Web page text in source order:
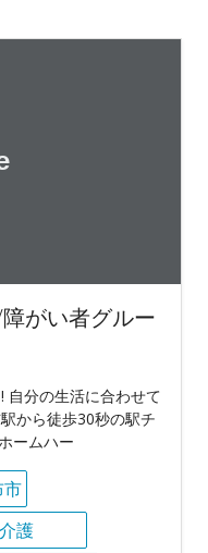
がい者グルー
自分の生活に合わせて
から徒歩30秒の駅チ
ームハー
護